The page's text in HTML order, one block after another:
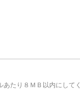
たり８ＭＢ以内にして